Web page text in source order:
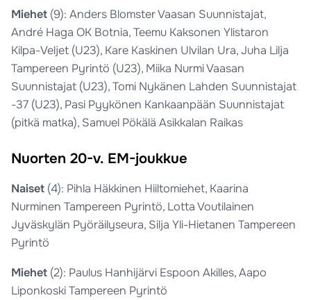
Miehet (9): Anders Blomster Vaasan Suunnistajat,
André Haga OK Botnia, Teemu Kaksonen Ylistaron
Kilpa-Veljet (U23), Kare Kaskinen Ulvilan Ura, Juha Lilja
Tampereen Pyrintö (U23), Miika Nurmi Vaasan
Suunnistajat (U23), Tomi Nykänen Lahden Suunnistajat
-37 (U23), Pasi Pyykönen Kankaanpään Suunnistajat
(pitkä matka), Samuel Pökälä Asikkalan Raikas
Nuorten 20-v. EM-joukkue
Naiset (4): Pihla Häkkinen Hiiltomiehet, Kaarina
Nurminen Tampereen Pyrintö, Lotta Voutilainen
Jyväskylän Pyöräilyseura, Silja Yli-Hietanen Tampereen
Pyrintö
Miehet (2): Paulus Hanhijärvi Espoon Akilles, Aapo
Liponkoski Tampereen Pyrintö